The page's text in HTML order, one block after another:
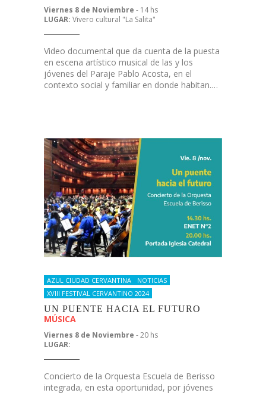
Viernes 8 de Noviembre - 14 hs
LUGAR: Vivero cultural "La Salita"
Video documental que da cuenta de la puesta
en escena artístico musical de las y los
jóvenes del Paraje Pablo Acosta, en el
contexto social y familiar en donde habitan.…
AZUL CIUDAD CERVANTINA
NOTICIAS
XVIII FESTIVAL CERVANTINO 2024
UN PUENTE HACIA EL FUTURO
MÚSICA
Viernes 8 de Noviembre - 20 hs
LUGAR:
Concierto de la Orquesta Escuela de Berisso
integrada, en esta oportunidad, por jóvenes